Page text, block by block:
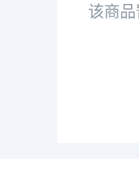
该商